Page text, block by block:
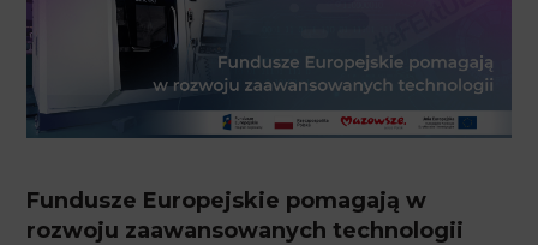
Fundusze Europejskie pomagają w
rozwoju zaawansowanych technologii